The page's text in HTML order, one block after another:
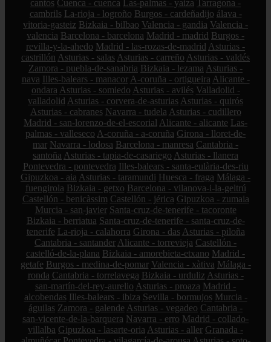
cantos Cuenca - cuenca Las-palmas - yaiza Tarragona -
cambrils La-rioja - logroño Burgos - cardeñadijo álava -
vitoria-gasteiz Bizkaia - bilbao Valencia - gandia Valencia -
valencia Barcelona - barcelona Madrid - madrid Burgos -
revilla-y-la-ahedo Madrid - las-rozas-de-madrid Asturias -
castrillón Asturias - salas Asturias - carreño Asturias - valdés
Zamora - puebla-de-sanabria Bizkaia - lezama Asturias -
nava Illes-balears - manacor A-coruña - ortigueira Alicante -
ondara Asturias - somiedo Asturias - avilés Valladolid -
valladolid Asturias - corvera-de-asturias Asturias - quirós
Asturias - cabranes Navarra - tudela Asturias - cudillero
Madrid - san-lorenzo-de-el-escorial Alicante - alicante Las-
palmas - valleseco A-coruña - a-coruña Girona - lloret-de-
mar Navarra - lodosa Barcelona - manresa Cantabria -
santoña Asturias - tapia-de-casariego Asturias - llanera
Pontevedra - pontevedra Illes-balears - santa-eulària-des-riu
Gipuzkoa - aia Asturias - taramundi Huesca - fraga Málaga -
fuengirola Bizkaia - getxo Barcelona - vilanova-i-la-geltrú
Castellón - benicàssim Castellón - jérica Gipuzkoa - zumaia
Murcia - san-javier Santa-cruz-de-tenerife - tacoronte
Bizkaia - berriatua Santa-cruz-de-tenerife - santa-cruz-de-
tenerife La-rioja - calahorra Girona - das Asturias - piloña
Cantabria - santander Alicante - torrevieja Castellón -
castelló-de-la-plana Bizkaia - amorebieta-etxano Madrid -
getafe Burgos - medina-de-pomar Valencia - xàtiva Málaga -
ronda Cantabria - torrelavega Bizkaia - urduliz Asturias -
san-martín-del-rey-aurelio Asturias - proaza Madrid -
alcobendas Illes-balears - ibiza Sevilla - bormujos Murcia -
águilas Zamora - galende Asturias - vegadeo Cantabria -
san-vicente-de-la-barquera Navarra - erro Madrid - collado-
villalba Gipuzkoa - lasarte-oria Asturias - aller Granada -